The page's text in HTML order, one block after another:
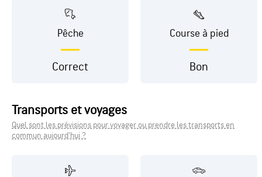
Pêche
Correct
Course à pied
Bon
Transports et voyages
Quel sont les prévisions pour voyager ou prendre les transports en
commun aujourd'hui ?